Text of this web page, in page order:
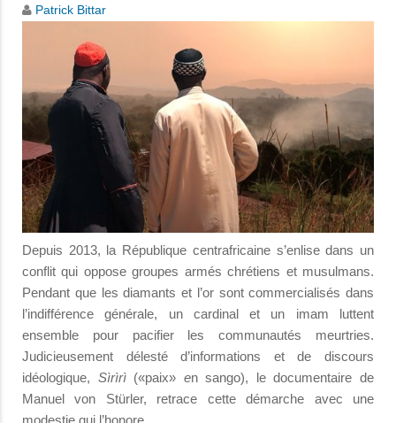
Patrick Bittar
Depuis 2013, la République centrafricaine s’enlise dans un
conflit qui oppose groupes armés chrétiens et musulmans.
Pendant que les diamants et l’or sont commercialisés dans
l’indifférence générale, un cardinal et un imam luttent
ensemble pour pacifier les communautés meurtries.
Judicieusement délesté d’informations et de discours
idéologique, Sìrìrì («paix» en sango),
le documentaire de
Manuel von Stürler, retrace cette démarche avec une
modestie qui l’honore.